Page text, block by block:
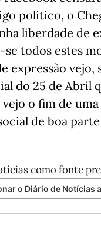
político, o
liberdade de
todos estes
expressão
do 25 de Abril
o fim de
de boa parte
como fonte
o Diário de Notícias